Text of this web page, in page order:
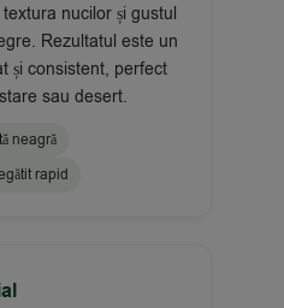
nucilor și gustul
Rezultatul este un
și consistent, perfect
sau desert.
neagră
rapid